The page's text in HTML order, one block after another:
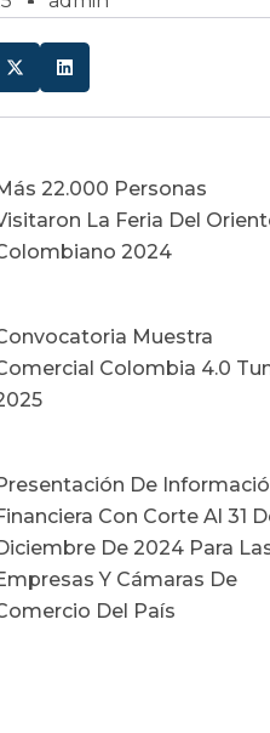
22.000 Personas
La Feria Del
2024
Muestra
Colombia 4.0
De
Con Corte Al 31
De 2024 Para
Y Cámaras De
Del País